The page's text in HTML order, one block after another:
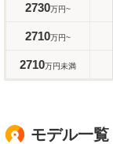
2730万円~
2710万円~
2710万円未満
モデル一覧